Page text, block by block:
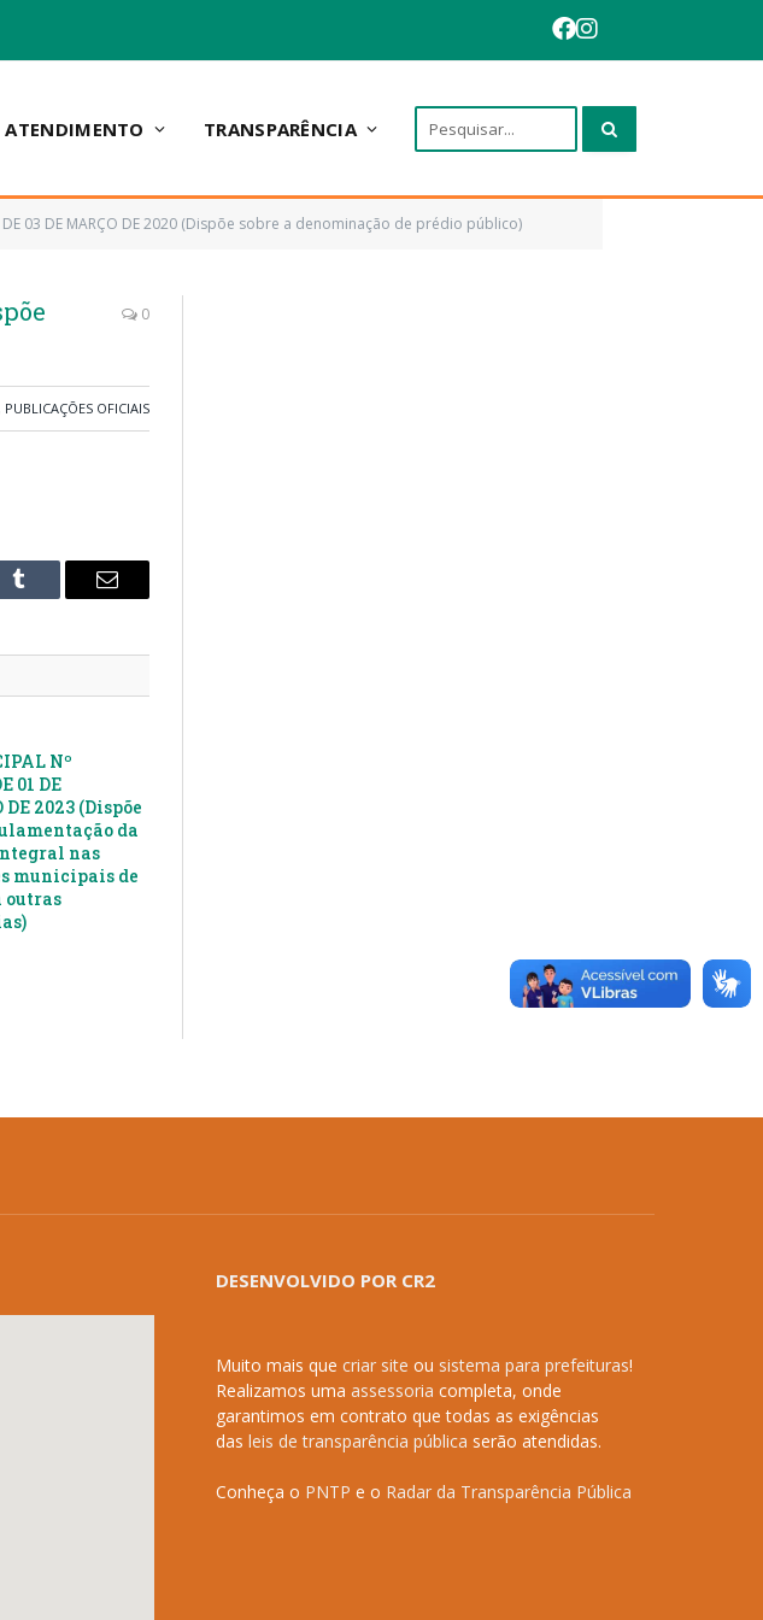
ATENDIMENTO TRANSPARÊNCIA
DE 03 DE MARÇO DE 2020 (Dispõe sobre a denominação de prédio público)
0
PUBLICAÇÕES OFICIAIS
Tumblr
E-
Nº
01 DE
DE 2023 (Dispõe
da
nas
municipais de
outras
DESENVOLVIDO POR CR2
Muito mais que criar site ou sistema para prefeituras!
Realizamos uma assessoria completa, onde
garantimos em contrato que todas as exigências
das leis de transparência pública serão atendidas.
Conheça o PNTP e o Radar da Transparência Pública